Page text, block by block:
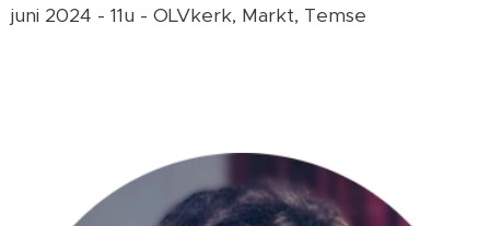
juni 2024 - 11u - OLVkerk, Markt, Temse